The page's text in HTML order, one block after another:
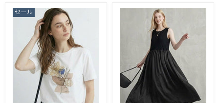
セール